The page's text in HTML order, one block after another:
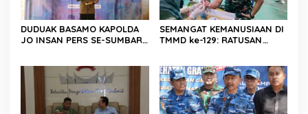
DUDUAK BASAMO KAPOLDA
JO INSAN PERS SE-SUMBAR,
Polri dan Media Demi
Kepentingan Masyarakat
SEMANGAT KEMANUSIAAN DI
TMMD ke-129: RATUSAN